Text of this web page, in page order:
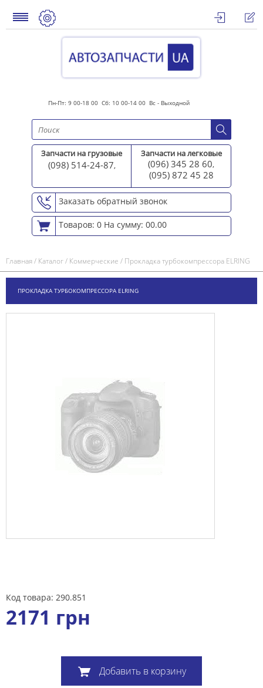
Пн-Пт: 9 00-18 00 Сб: 10 00-14 00 Вс - Выходной
Запчасти на грузовые
(098) 514-24-87,
Запчасти на легковые
(096) 345 28 60,
(095) 872 45 28
Заказать обратный звонок
Товаров: 0 На сумму: 00.00
Главная/ Каталог/ Коммерческие / Прокладка турбокомпрессора ELRING
ПРОКЛАДКА ТУРБОКОМПРЕССОРА ELRING
Код товара: 290.851
2171 грн
Добавить в корзину